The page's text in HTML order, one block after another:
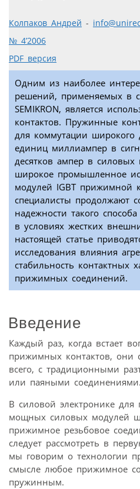
Колпаков Андрей -
№ 4’2006
PDF версия
Одним из наиболее
решений, применяемых в
SEMIKRON, является
контактов. Пружинные
для коммутации широкого
единиц миллиампер в
десятков ампер в силовых
широкое промышленное
модулей IGBT прижимной
специалисты продолжают
надежности такого
в условиях жестких
настоящей статье
исследования влияния
стабильность контактных
прижимных соединений.
Введение
Каждый раз, когда встает
прижимных контактов, они
всего, с традиционными
или паяными соединениями.
В силовой электронике
мощных силовых модулей
прижимное резьбовое
следует рассмотреть в
мы говорим о технологии
смысле любое прижимное
пружинным.